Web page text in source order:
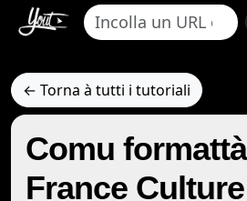
← Torna à tutti i tutoriali
Comu
France